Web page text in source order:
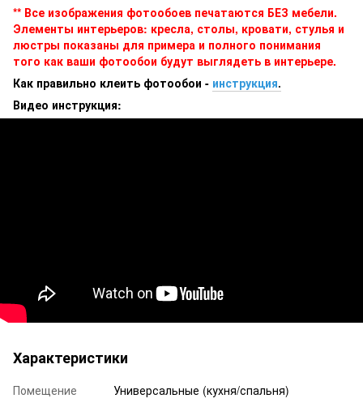
** Все изображения фотообоев печатаются БЕЗ мебели.
Элементы интерьеров: кресла, столы, кровати, стулья и
люстры показаны для примера и полного понимания
того как ваши фотообои будут выглядеть в интерьере.
Как правильно клеить фотообои - инструкция.
Видео инструкция:
Характеристики
Помещение Универсальные (кухня/спальня)